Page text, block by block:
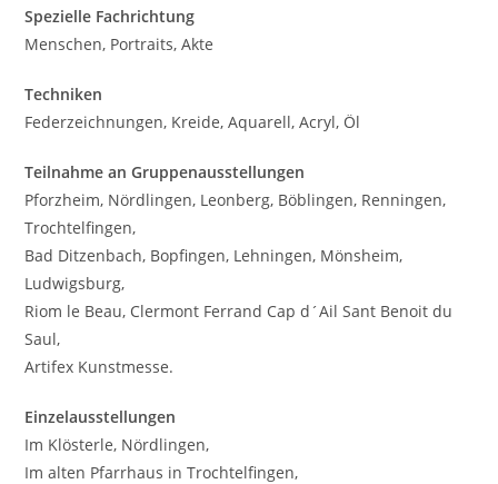
Spezielle Fachrichtung
Menschen, Portraits, Akte
Techniken
Federzeichnungen, Kreide, Aquarell, Acryl, Öl
Teilnahme an Gruppenausstellungen
Pforzheim, Nördlingen, Leonberg, Böblingen, Renningen,
Trochtelfingen,
Bad Ditzenbach, Bopfingen, Lehningen, Mönsheim,
Ludwigsburg,
Riom le Beau, Clermont Ferrand Cap d´Ail Sant Benoit du
Saul,
Artifex Kunstmesse.
Einzelausstellungen
Im Klösterle, Nördlingen,
Im alten Pfarrhaus in Trochtelfingen,